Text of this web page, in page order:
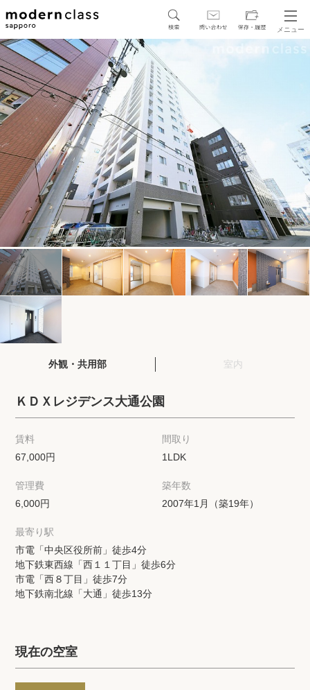
メニュー
SEARCH
地図から探す 駅・路線から探す
区から探す
人気エリアから探す
アクセスランキング
保存した物件
閲覧履歴
保存した検索条件
店舗紹介
希望条件を伝えてプロに探してもらう
来店予約
高級賃貸物件コラム modern classについて
高級賃貸物件トピック
商標について
外観・共用部 室内
ＫＤＸレジデンス大通公園
賃料
67,000円
間取り
1LDK
管理費
6,000円
築年数
2007年1月（築19年）
最寄り駅
市電「中央区役所前」徒歩4分
地下鉄東西線「西１１丁目」徒歩6分
市電「西８丁目」徒歩7分
地下鉄南北線「大通」徒歩13分
現在の空室